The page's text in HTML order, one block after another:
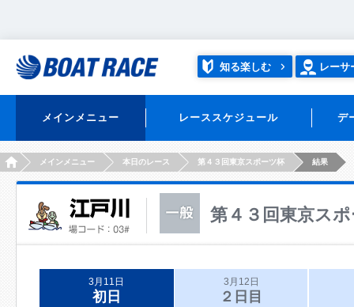
知る楽しむ レーサ
メインメニュー レーススケジュール デ
HOMEメインメニュー 本日のレース 第４３回東京スポーツ杯 結果
第４３回東京ス
3月11日
初日
3月12日
２日目